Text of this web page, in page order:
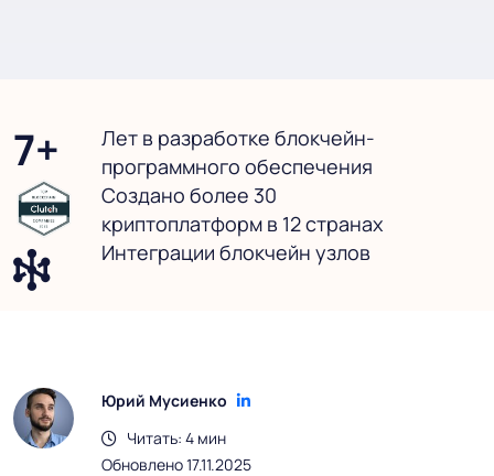
7+
Лет в разработке блокчейн-
программного обеспечения
Создано более 30
криптоплатформ в 12 странах
Интеграции блокчейн узлов
Юрий Мусиенко
Читать: 4 мин
Обновлено 17.11.2025